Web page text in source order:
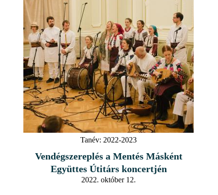
Tanév: 2022-2023
Vendégszereplés a Mentés Másként
Együttes Útitárs koncertjén
2022. október 12.